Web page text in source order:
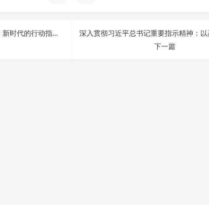
真抓实干勇担当 奋发有为促发展：新时代的行动指南与力量源泉
下一篇